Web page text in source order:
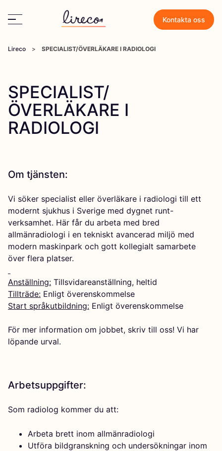
Kontakta oss
Lireco > SPECIALIST/ÖVERLÄKARE I RADIOLOGI
SPECIALIST/
ÖVERLÄKARE I
RADIOLOGI
Om tjänsten:
Vi söker specialist eller överläkare i radiologi till ett
modernt sjukhus i Sverige med dygnet runt-
verksamhet. Här får du arbeta med bred
allmänradiologi i en tekniskt avancerad miljö med
modern maskinpark och gott kollegialt samarbete
över flera platser.
Anställning: Tillsvidareanställning, heltid
Tillträde: Enligt överenskommelse
Start språkutbildning: Enligt överenskommelse
För mer information om jobbet, skriv till oss! Vi har
löpande urval.
Arbetsuppgifter:
Som radiolog kommer du att:
Arbeta brett inom allmänradiologi
Utföra bildgranskning och undersökningar inom